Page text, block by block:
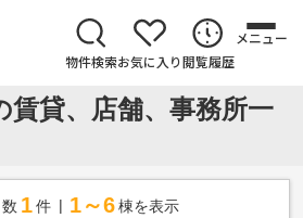
物件検索お気に入り閲覧履歴
メニュー
賃貸、店舗、事務所一
1 件 1～6 棟を表示